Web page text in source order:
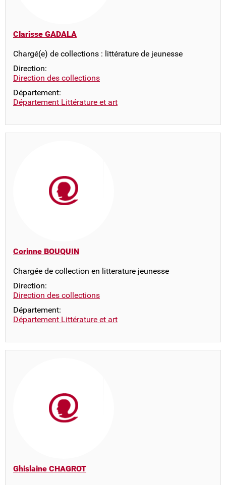
Clarisse GADALA
Chargé(e) de collections : littérature de jeunesse
Direction:
Direction des collections
Département:
Département Littérature et art
Corinne BOUQUIN
Chargée de collection en litterature jeunesse
Direction:
Direction des collections
Département:
Département Littérature et art
Ghislaine CHAGROT